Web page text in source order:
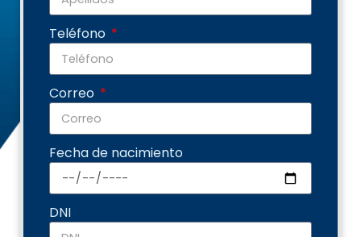
Teléfono
Correo
Fecha de nacimiento
DNI